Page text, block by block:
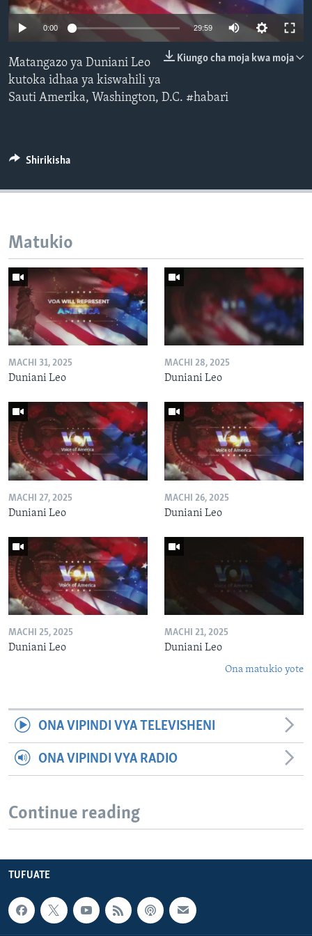
240p
0:00 29:59 Auto
Kiungo cha moja kwa moja
Matangazo ya Duniani Leo
kutoka idhaa ya kiswahili ya
Sauti Amerika, Washington, D.C. #habari
Shirikisha
Matukio
MACHI 31, 2025
Duniani Leo
MACHI 28, 2025
Duniani Leo
MACHI 27, 2025
Duniani Leo
MACHI 26, 2025
Duniani Leo
MACHI 25, 2025
Duniani Leo
MACHI 21, 2025
Duniani Leo
Ona matukio yote
ONA VIPINDI VYA TELEVISHENI
ONA VIPINDI VYA RADIO
Continue reading
TUFUATE